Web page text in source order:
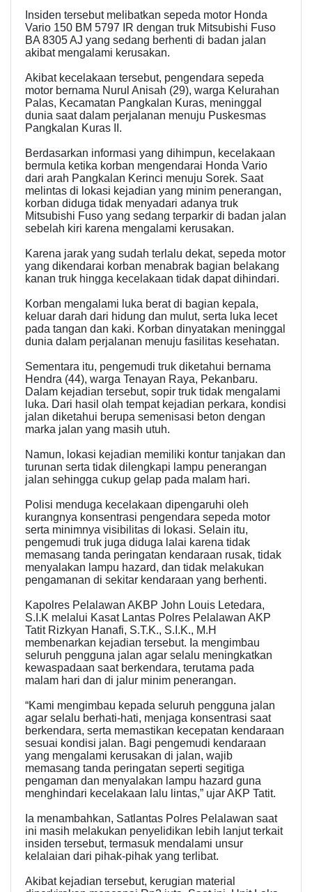
Insiden tersebut melibatkan sepeda motor Honda
Vario 150 BM 5797 IR dengan truk Mitsubishi Fuso
BA 8305 AJ yang sedang berhenti di badan jalan
akibat mengalami kerusakan.
Akibat kecelakaan tersebut, pengendara sepeda
motor bernama Nurul Anisah (29), warga Kelurahan
Palas, Kecamatan Pangkalan Kuras, meninggal
dunia saat dalam perjalanan menuju Puskesmas
Pangkalan Kuras II.
Berdasarkan informasi yang dihimpun, kecelakaan
bermula ketika korban mengendarai Honda Vario
dari arah Pangkalan Kerinci menuju Sorek. Saat
melintas di lokasi kejadian yang minim penerangan,
korban diduga tidak menyadari adanya truk
Mitsubishi Fuso yang sedang terparkir di badan jalan
sebelah kiri karena mengalami kerusakan.
Karena jarak yang sudah terlalu dekat, sepeda motor
yang dikendarai korban menabrak bagian belakang
kanan truk hingga kecelakaan tidak dapat dihindari.
Korban mengalami luka berat di bagian kepala,
keluar darah dari hidung dan mulut, serta luka lecet
pada tangan dan kaki. Korban dinyatakan meninggal
dunia dalam perjalanan menuju fasilitas kesehatan.
Sementara itu, pengemudi truk diketahui bernama
Hendra (44), warga Tenayan Raya, Pekanbaru.
Dalam kejadian tersebut, sopir truk tidak mengalami
luka. Dari hasil olah tempat kejadian perkara, kondisi
jalan diketahui berupa semenisasi beton dengan
marka jalan yang masih utuh.
Namun, lokasi kejadian memiliki kontur tanjakan dan
turunan serta tidak dilengkapi lampu penerangan
jalan sehingga cukup gelap pada malam hari.
Polisi menduga kecelakaan dipengaruhi oleh
kurangnya konsentrasi pengendara sepeda motor
serta minimnya visibilitas di lokasi. Selain itu,
pengemudi truk juga diduga lalai karena tidak
memasang tanda peringatan kendaraan rusak, tidak
menyalakan lampu hazard, dan tidak melakukan
pengamanan di sekitar kendaraan yang berhenti.
Kapolres Pelalawan AKBP John Louis Letedara,
S.I.K melalui Kasat Lantas Polres Pelalawan AKP
Tatit Rizkyan Hanafi, S.T.K., S.I.K., M.H
membenarkan kejadian tersebut. Ia mengimbau
seluruh pengguna jalan agar selalu meningkatkan
kewaspadaan saat berkendara, terutama pada
malam hari dan di jalur minim penerangan.
“Kami mengimbau kepada seluruh pengguna jalan
agar selalu berhati-hati, menjaga konsentrasi saat
berkendara, serta memastikan kecepatan kendaraan
sesuai kondisi jalan. Bagi pengemudi kendaraan
yang mengalami kerusakan di jalan, wajib
memasang tanda peringatan seperti segitiga
pengaman dan menyalakan lampu hazard guna
menghindari kecelakaan lalu lintas,” ujar AKP Tatit.
Ia menambahkan, Satlantas Polres Pelalawan saat
ini masih melakukan penyelidikan lebih lanjut terkait
insiden tersebut, termasuk mendalami unsur
kelalaian dari pihak-pihak yang terlibat.
Akibat kejadian tersebut, kerugian material